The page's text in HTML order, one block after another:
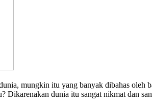
mungkin itu yang banyak dibahas
dunia itu sangat nikmat dan